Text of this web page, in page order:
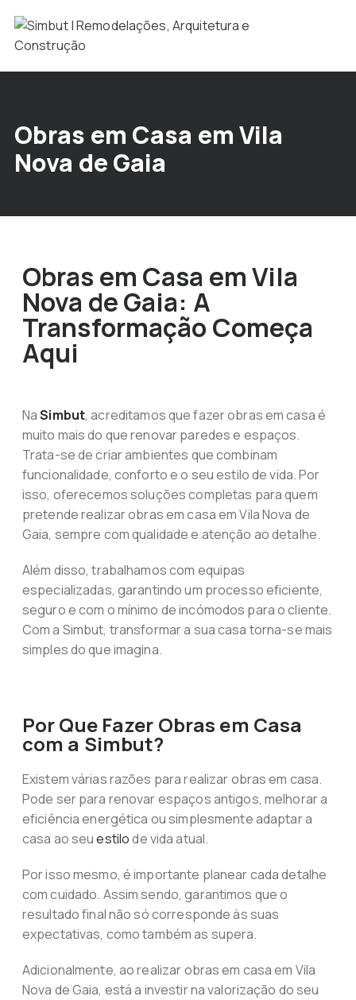
Obras em Casa em Vila
Nova de Gaia
Obras em Casa em Vila
Nova de Gaia: A
Transformação Começa
Aqui
NaSimbut, acreditamos que fazer obras em casa é
muito mais do que renovar paredes e espaços.
Trata-se de criar ambientes que combinam
funcionalidade, conforto e o seu estilo de vida. Por
isso, oferecemos soluções completas para quem
pretende realizar obras em casa em Vila Nova de
Gaia, sempre com qualidade e atenção ao detalhe.
Além disso, trabalhamos com equipas
especializadas, garantindo um processo eficiente,
seguro e com o mínimo de incómodos para o cliente.
Com a Simbut, transformar a sua casa torna-se mais
simples do que imagina.
Por Que Fazer Obras em Casa
com a Simbut?
Existem várias razões para realizar obras em casa.
Pode ser para renovar espaços antigos, melhorar a
eficiência energética ou simplesmente adaptar a
casa ao seuestilode vida atual.
Por isso mesmo, é importante planear cada detalhe
com cuidado. Assim sendo, garantimos que o
resultado final não só corresponde às suas
expectativas, como também as supera.
Adicionalmente, ao realizar obras em casa em Vila
Nova de Gaia, está a investir na valorização do seu